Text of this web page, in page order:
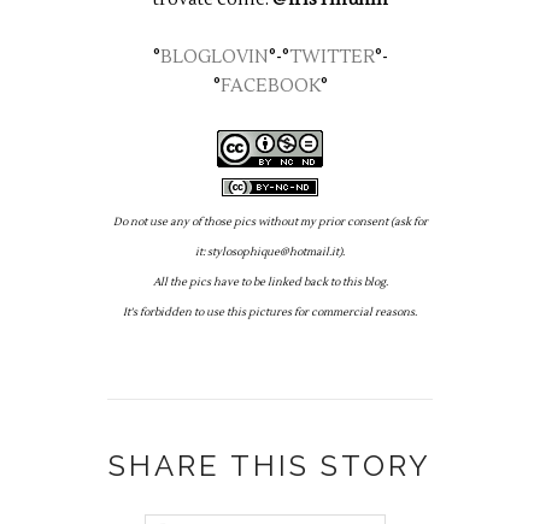
°BLOGLOVIN°-°TWITTER°-
°FACEBOOK°
Do not use any of those pics without my prior consent (ask for
it: stylosophique@hotmail.it).
All the pics have to be linked back to this blog.
It's forbidden to use this pictures for commercial reasons.
SHARE THIS STORY